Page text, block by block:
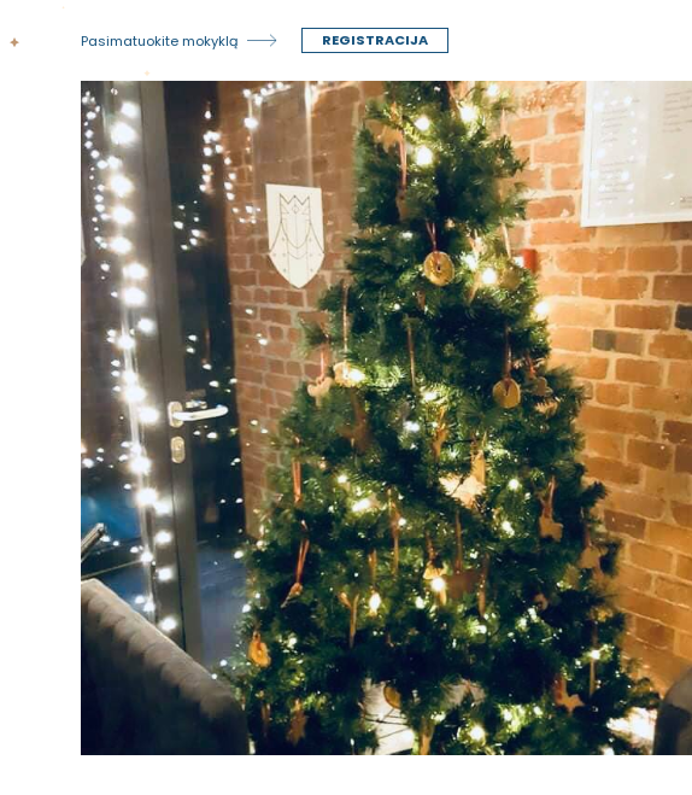
Pasimatuokite mokyklą REGISTRACIJA